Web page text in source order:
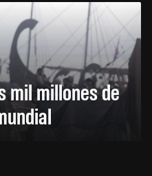
mil millones de